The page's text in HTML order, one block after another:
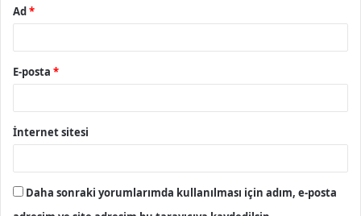
Ad*
E-posta *
İnternet sitesi
Daha sonraki yorumlarımda kullanılması için adım, e-posta